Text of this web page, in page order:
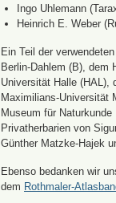
Ingo Uhlemann
Heinrich E. Weber
Ein Teil der
Berlin-Dahlem (B), dem
Universität Halle (HAL),
Maximilians-Universität
Museum für
Privatherbarien von
Günther Matzke-Hajek
Ebenso bedanken wir
dem Rothmaler-